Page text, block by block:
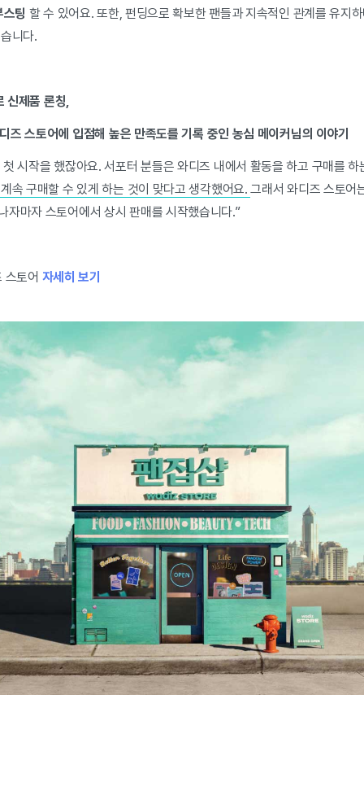
팅 할 수 있어요. 또한, 펀딩으로 확보한 팬들과 지속적인 관계를 유지
니다.
신제품 론칭,
즈 스토어에 입점해 높은 만족도를 기록 중인 농심 메이커님의 이야기
시작을 했잖아요. 서포터 분들은 와디즈 내에서 활동을 하고 구매를
속 구매할 수 있게 하는 것이 맞다고 생각했어요.그래서 와디즈 스토어
자마자 스토어에서 상시 판매를 시작했습니다.”
스토어 자세히 보기